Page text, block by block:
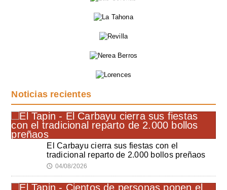
Noticias recientes
El Carbayu cierra sus fiestas con el
tradicional reparto de 2.000 bollos preñaos
🕔 04/08/2026